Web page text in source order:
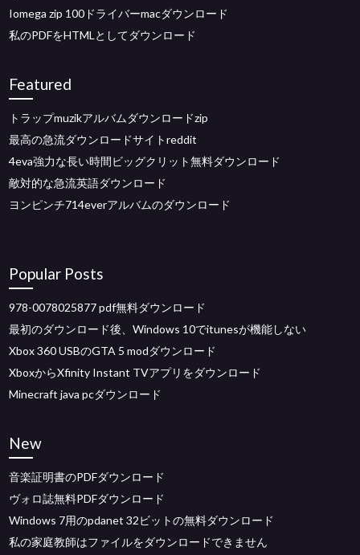
Iomega zip 100ドライバーmacダウンロード
私のPDFをHTMLとしてダウンロード
Featured
トラップmuzikアルバムダウンロードzip
最高の急流ダウンロードサイトreddit
4eva強力な長い時間ビッグクリット無料ダウンロード
敵対的な急流英語ダウンロード
ヨンピンチ714everアルバムのダウンロード
Popular Posts
978-0078025877 pdf無料ダウンロード
最初のダウンロード後、Windows 10でitunesが機能しない
Xbox 360 USBのGTA 5 modダウンロード
XboxからXfinity Instant TVアプリをダウンロード
Minecraft java pcダウンロード
New
音楽証明書のPDFダウンロード
ヴォロ誌無料PDFダウンロード
Windows 7用のpdanet 32​​ビットの無料ダウンロード
私の家庭教師はファイルをダウンロードできません